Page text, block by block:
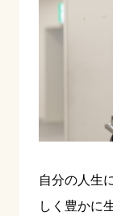
自分の人生
しく豊かに